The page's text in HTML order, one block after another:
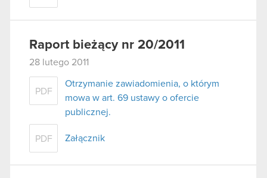
Raport bieżący nr 20/2011
28 lutego 2011
PDF
Otrzymanie zawiadomienia, o którym
mowa w art. 69 ustawy o ofercie
publicznej.
PDF Załącznik